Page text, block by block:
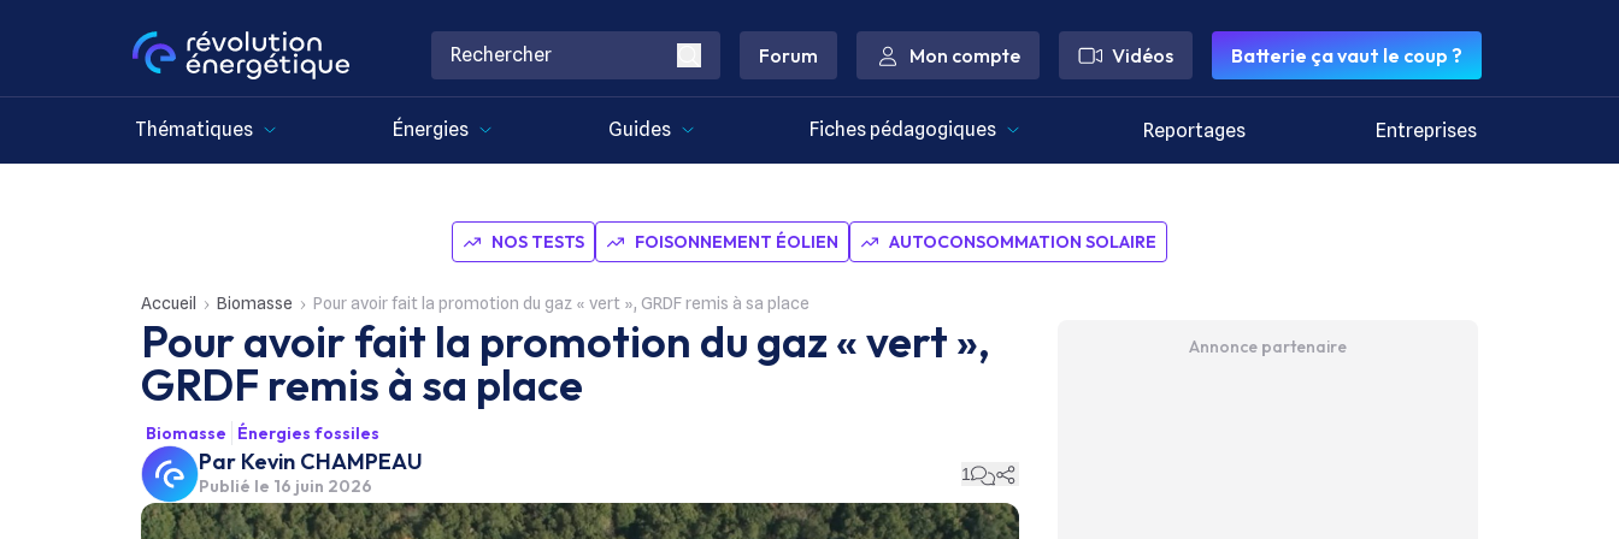
Forum Mon compte Vidéos Batterie ça vaut le coup ?
Thématiques Énergies Guides Fiches pédagogiques Reportages Entreprises
NOS TESTS FOISONNEMENT ÉOLIEN AUTOCONSOMMATION SOLAIRE
Accueil Biomasse Pour avoir fait la promotion du gaz « vert », GRDF remis à sa place
Pour avoir fait la promotion du gaz « vert »,
GRDF remis à sa place
Biomasse Énergies fossiles
Par Kevin CHAMPEAU
Publié le 16 juin 2026
1
Annonce partenaire